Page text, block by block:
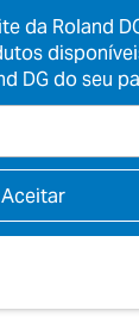
da Roland
DG do seu
Aceitar